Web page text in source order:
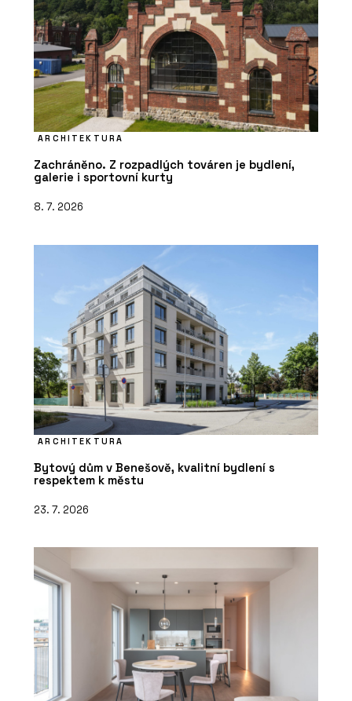
ARCHITEKTURA
Zachráněno. Z rozpadlých továren je bydlení,
galerie i sportovní kurty
8. 7. 2026
ARCHITEKTURA
Bytový dům v Benešově, kvalitní bydlení s
respektem k městu
23. 7. 2026